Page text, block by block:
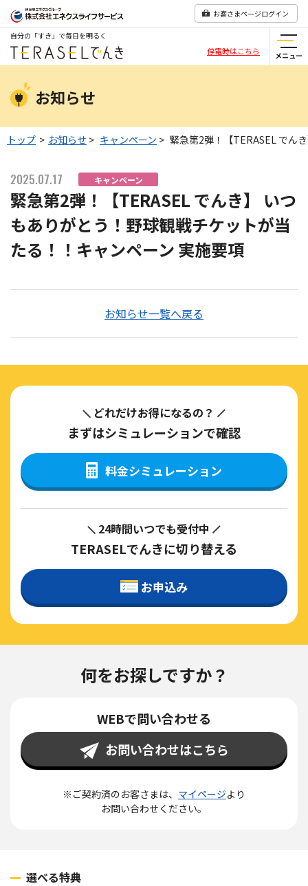
お客さまページログイン
自分の「すき」で毎日を明るく
停電時はこちら メニュー
お知らせ
トップ > お知らせ > キャンペーン > 緊急第2弾！【TERASEL でん
2025.07.17 キャンペーン
緊急第2弾！【TERASEL でんき】 いつ
もありがとう！野球観戦チケットが当
たる！！キャンペーン 実施要項
お知らせ一覧へ戻る
どれだけお得になるの？
まずはシミュレーションで確認
料金シミュレーション
24時間いつでも受付中
TERASELでんきに切り替える
お申込み
何をお探しですか？
WEBで問い合わせる
お問い合わせはこちら
※ご契約済のお客さまは、 マイページより
お問い合わせください。
選べる特典